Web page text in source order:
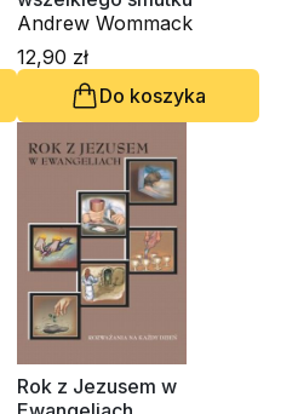
Andrew Wommack
12,90 zł
Do koszyka
Rok z Jezusem w